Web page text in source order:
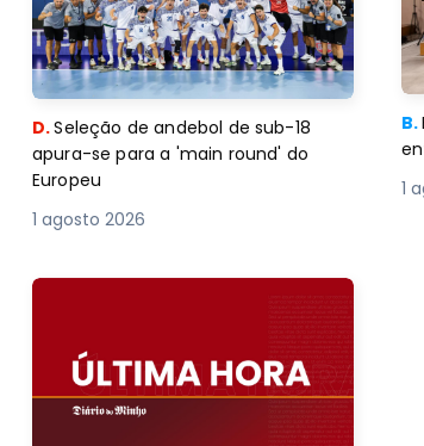
D.Seleção de andebol de sub-18
apura-se para a 'main round' do
Europeu
1 agosto 2026
B.
1